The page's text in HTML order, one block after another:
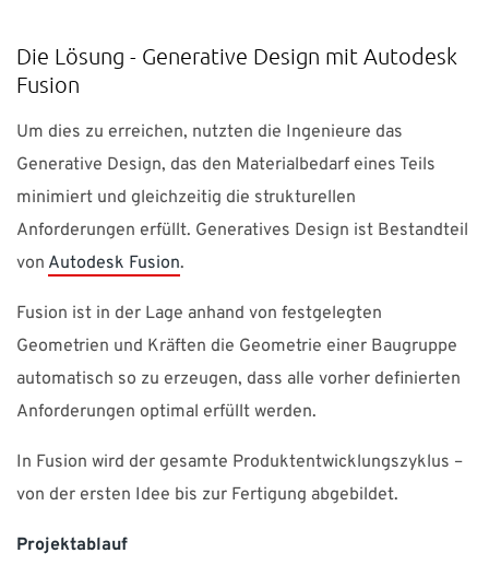
Die Lösung - Generative Design mit Autodesk
Fusion
Um dies zu erreichen, nutzten die Ingenieure das
Generative Design, das den Materialbedarf eines Teils
minimiert und gleichzeitig die strukturellen
Anforderungen erfüllt. Generatives Design ist Bestandteil
von Autodesk Fusion.
Fusion ist in der Lage anhand von festgelegten
Geometrien und Kräften die Geometrie einer Baugruppe
automatisch so zu erzeugen, dass alle vorher definierten
Anforderungen optimal erfüllt werden.
In Fusion wird der gesamte Produktentwicklungszyklus –
von der ersten Idee bis zur Fertigung abgebildet.
Projektablauf